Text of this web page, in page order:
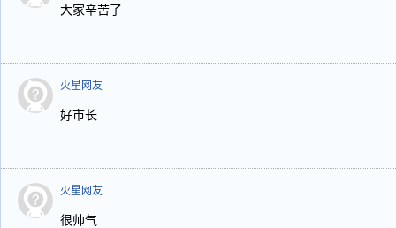
大家辛苦了
火星网友
好市长
火星网友
很帅气